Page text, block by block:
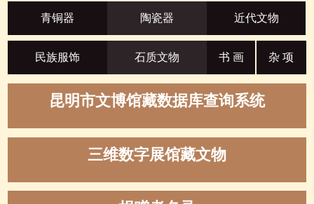
青铜器 陶瓷器 近代文物
民族服饰 石质文物 书 画 杂 项
昆明市文博馆藏数据库查询系统
三维数字展馆藏文物